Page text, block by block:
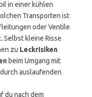
in einer kühlen
Transporten ist
oder Ventile
Selbst kleine Risse
zu Leckrisiken
beim Umgang mit
durch auslaufenden
du nach dem